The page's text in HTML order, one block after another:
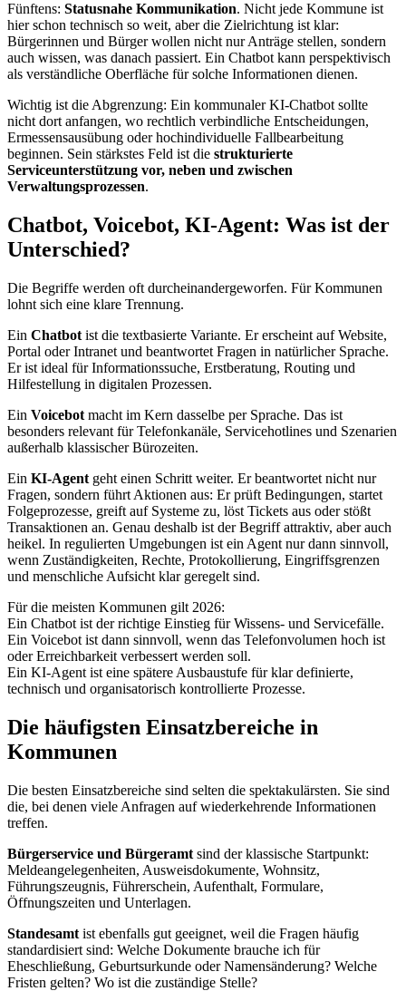
Fünftens: Statusnahe Kommunikation. Nicht jede Kommune ist
hier schon technisch so weit, aber die Zielrichtung ist klar:
Bürgerinnen und Bürger wollen nicht nur Anträge stellen, sondern
auch wissen, was danach passiert. Ein Chatbot kann perspektivisch
als verständliche Oberfläche für solche Informationen dienen.
Wichtig ist die Abgrenzung: Ein kommunaler KI-Chatbot sollte
nicht dort anfangen, wo rechtlich verbindliche Entscheidungen,
Ermessensausübung oder hochindividuelle Fallbearbeitung
beginnen. Sein stärkstes Feld ist die strukturierte
Serviceunterstützung vor, neben und zwischen
Verwaltungsprozessen.
Chatbot, Voicebot, KI-Agent: Was ist der
Unterschied?
Die Begriffe werden oft durcheinandergeworfen. Für Kommunen
lohnt sich eine klare Trennung.
Ein Chatbot ist die textbasierte Variante. Er erscheint auf Website,
Portal oder Intranet und beantwortet Fragen in natürlicher Sprache.
Er ist ideal für Informationssuche, Erstberatung, Routing und
Hilfestellung in digitalen Prozessen.
Ein Voicebot macht im Kern dasselbe per Sprache. Das ist
besonders relevant für Telefonkanäle, Servicehotlines und Szenarien
außerhalb klassischer Bürozeiten.
Ein KI-Agent geht einen Schritt weiter. Er beantwortet nicht nur
Fragen, sondern führt Aktionen aus: Er prüft Bedingungen, startet
Folgeprozesse, greift auf Systeme zu, löst Tickets aus oder stößt
Transaktionen an. Genau deshalb ist der Begriff attraktiv, aber auch
heikel. In regulierten Umgebungen ist ein Agent nur dann sinnvoll,
wenn Zuständigkeiten, Rechte, Protokollierung, Eingriffsgrenzen
und menschliche Aufsicht klar geregelt sind.
Für die meisten Kommunen gilt 2026:
Ein Chatbot ist der richtige Einstieg für Wissens- und Servicefälle.
Ein Voicebot ist dann sinnvoll, wenn das Telefonvolumen hoch ist
oder Erreichbarkeit verbessert werden soll.
Ein KI-Agent ist eine spätere Ausbaustufe für klar definierte,
technisch und organisatorisch kontrollierte Prozesse.
Die häufigsten Einsatzbereiche in
Kommunen
Die besten Einsatzbereiche sind selten die spektakulärsten. Sie sind
die, bei denen viele Anfragen auf wiederkehrende Informationen
treffen.
Bürgerservice und Bürgeramt sind der klassische Startpunkt:
Meldeangelegenheiten, Ausweisdokumente, Wohnsitz,
Führungszeugnis, Führerschein, Aufenthalt, Formulare,
Öffnungszeiten und Unterlagen.
Standesamt ist ebenfalls gut geeignet, weil die Fragen häufig
standardisiert sind: Welche Dokumente brauche ich für
Eheschließung, Geburtsurkunde oder Namensänderung? Welche
Fristen gelten? Wo ist die zuständige Stelle?